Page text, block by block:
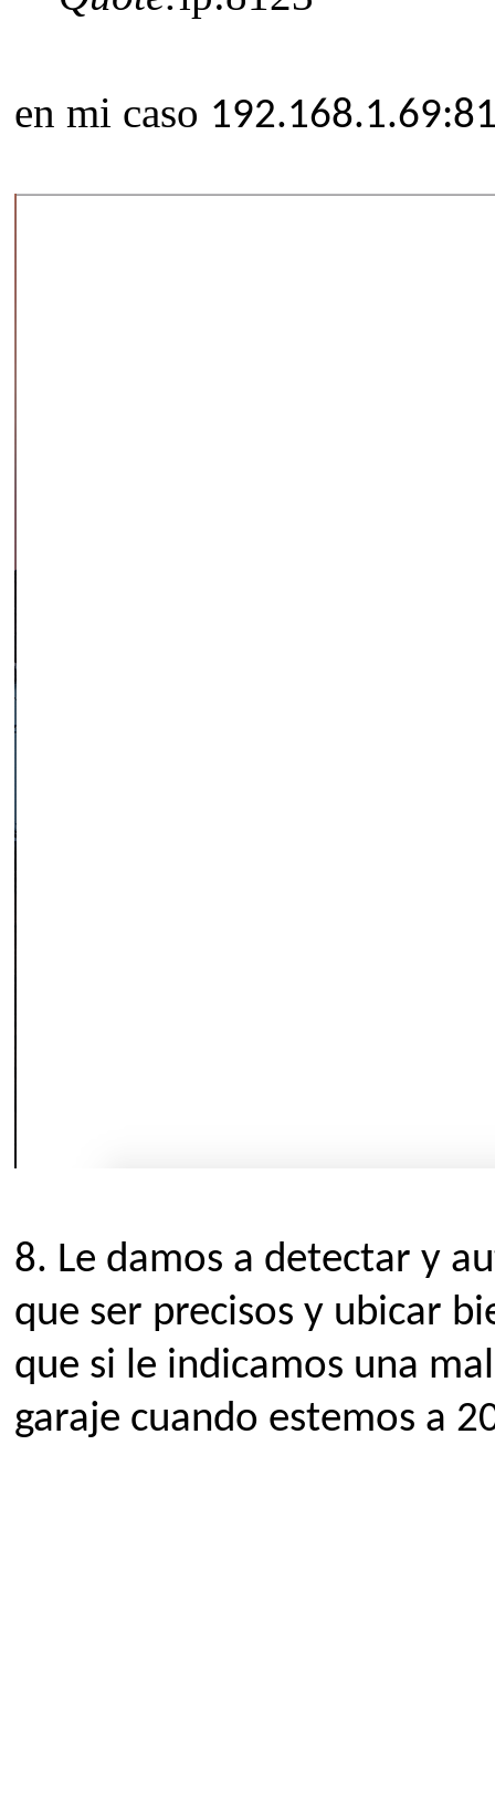
en mi caso
8. Le damos a detectar y
que ser precisos y ubicar
que si le indicamos una
garaje cuando estemos a